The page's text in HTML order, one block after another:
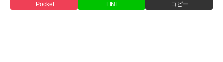
Pocket LINE コピー